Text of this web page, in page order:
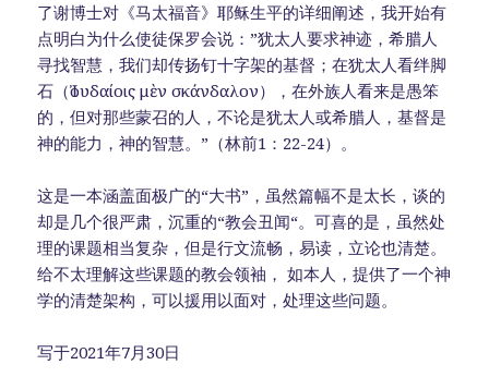
了谢博士对《马太福音》耶稣生平的详细阐述，我开始有
点明白为什么使徒保罗会说：”犹太人要求神迹，希腊人
寻找智慧，我们却传扬钉十字架的基督；在犹太人看绊脚
石（Ἰουδαίοις μὲν σκάνδαλον），在外族人看来是愚笨
的，但对那些蒙召的人，不论是犹太人或希腊人，基督是
神的能力，神的智慧。”（林前1：22-24）。
这是一本涵盖面极广的“大书”，虽然篇幅不是太长，谈的
却是几个很严肃，沉重的“教会丑闻“。可喜的是，虽然处
理的课题相当复杂，但是行文流畅，易读，立论也清楚。
给不太理解这些课题的教会领袖， 如本人，提供了一个神
学的清楚架构，可以援用以面对，处理这些问题。
写于2021年7月30日